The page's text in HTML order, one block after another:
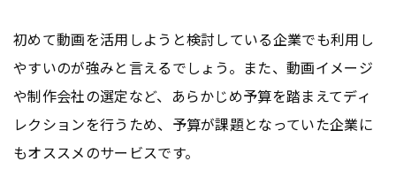
初めて動画を活用しようと検討している企業でも利用し
やすいのが強みと言えるでしょう。また、動画イメージ
や制作会社の選定など、あらかじめ予算を踏まえてディ
レクションを行うため、予算が課題となっていた企業に
もオススメのサービスです。